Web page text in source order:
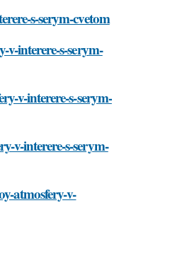
s-serym-cvetom
v-interere-s-serym-
v-interere-s-serym-
v-interere-s-serym-
atmosfery-v-